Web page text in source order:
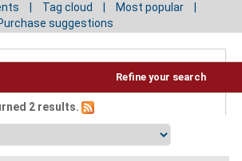
Tag cloud
Most popular
suggestions
Refine your search
2 results.